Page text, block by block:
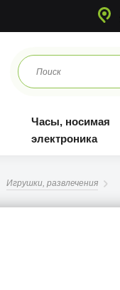
Часы, носимая
электроника
Игрушки, развлечения